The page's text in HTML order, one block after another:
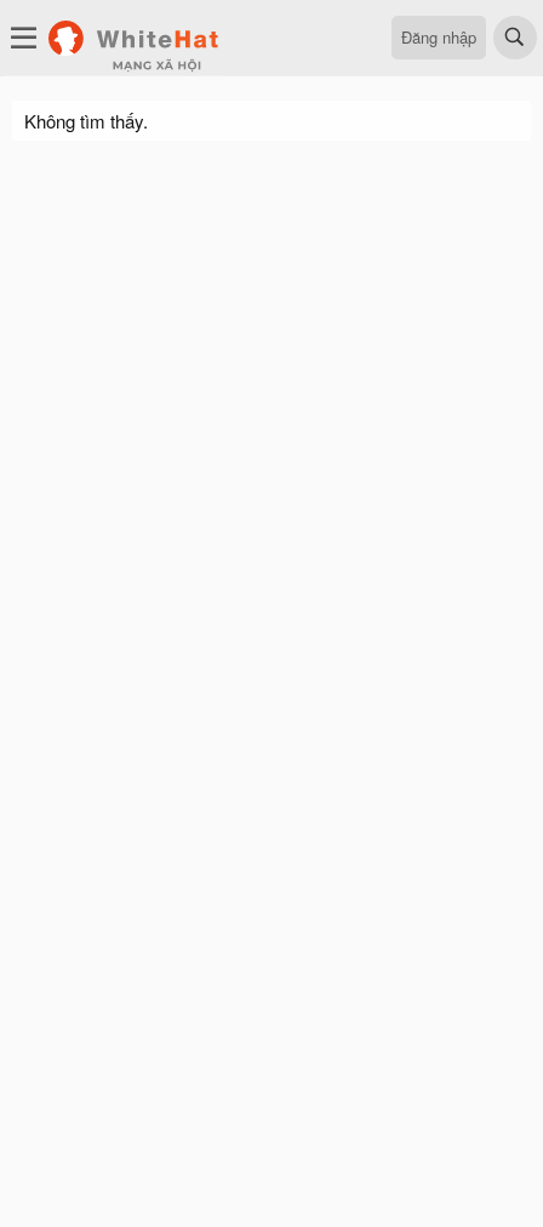
Đăng nhập
Không tìm thấy.